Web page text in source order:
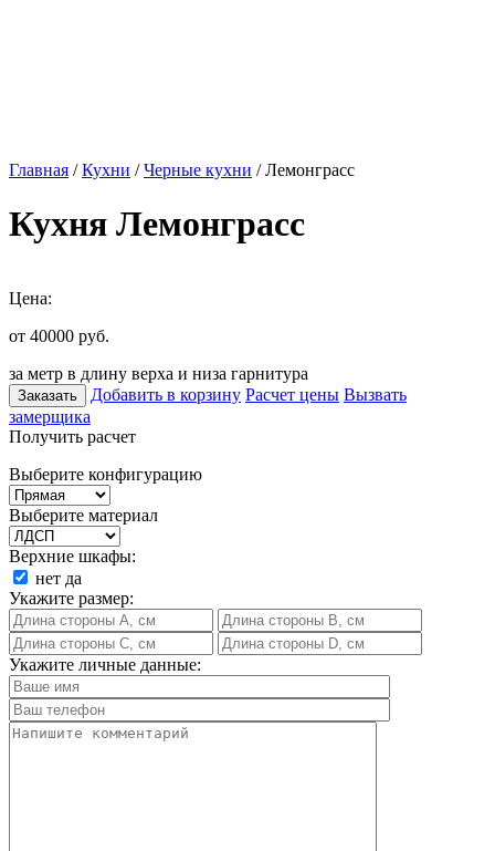
Главная /Кухни /Черные кухни / Лемонграсс
Кухня Лемонграсс
Цена:
от 40000 руб.
за метр в длину верха и низа гарнитура
Заказать Добавить в корзину Расчет цены Вызвать
замерщика
Получить расчет
Выберите конфигурацию
Выберите материал
Верхние шкафы:
нет да
Укажите размер:
Укажите личные данные: